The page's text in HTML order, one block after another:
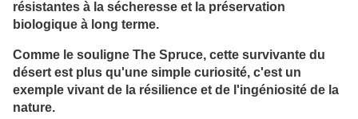
résistantes à la sécheresse et la préservation
biologique à long terme.
Comme le souligne The Spruce, cette survivante du
désert est plus qu'une simple curiosité, c'est un
exemple vivant de la résilience et de l'ingéniosité de la
nature.